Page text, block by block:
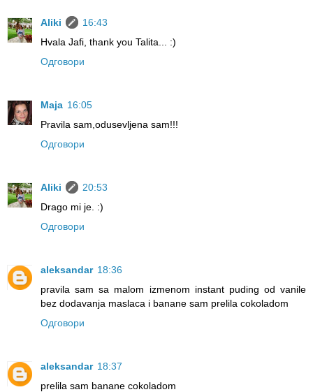
Aliki
16:43
Hvala Jafi, thank you Talita... :)
Одговори
Maja 16:05
Pravila sam,odusevljena sam!!!
Одговори
Aliki
20:53
Drago mi je. :)
Одговори
aleksandar 18:36
pravila sam sa malom izmenom instant puding od vanile
bez dodavanja maslaca i banane sam prelila cokoladom
Одговори
aleksandar 18:37
prelila sam banane cokoladom